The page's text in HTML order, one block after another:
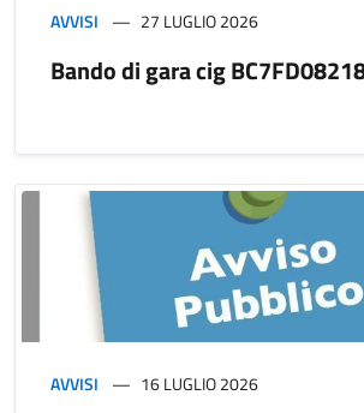
AVVISI 27 LUGLIO 2026
Bando di gara cig
AVVISI 16 LUGLIO 2026